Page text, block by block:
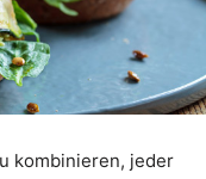
kombinieren, jeder